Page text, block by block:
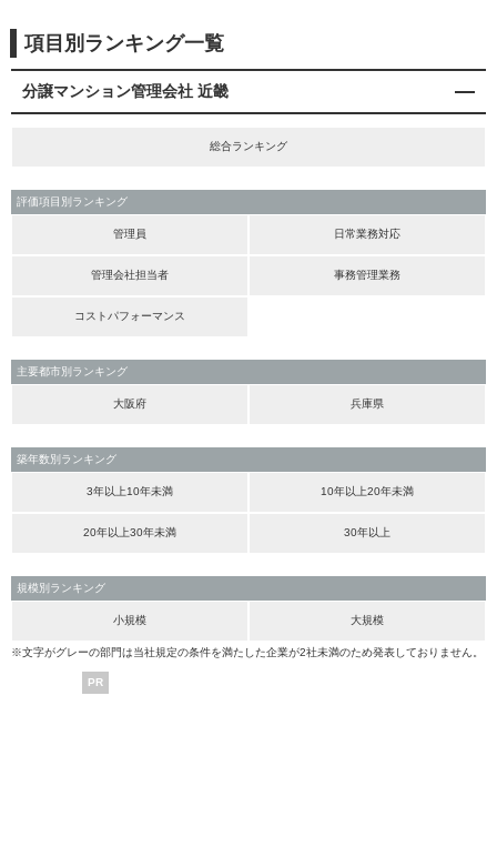
項目別ランキング一覧
分譲マンション管理会社 近畿
総合ランキング
評価項目別ランキング
管理員 日常業務対応
管理会社担当者 事務管理業務
コストパフォーマンス
主要都市別ランキング
大阪府 兵庫県
築年数別ランキング
3年以上10年未満 10年以上20年未満
20年以上30年未満 30年以上
規模別ランキング
小規模 大規模
※文字がグレーの部門は当社規定の条件を満たした企業が2社未満のため発表しておりません。
PR